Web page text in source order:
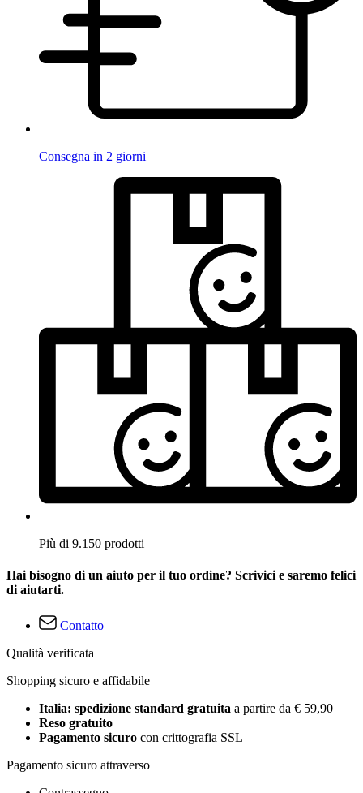
Consegna in 2 giorni
Più di 9.150 prodotti
Hai bisogno di un aiuto per il tuo ordine? Scrivici e saremo felici
di aiutarti.
Contatto
Qualità verificata
Shopping sicuro e affidabile
Italia: spedizione standard gratuita a partire da € 59,90
Reso gratuito
Pagamento sicuro con crittografia SSL
Pagamento sicuro attraverso